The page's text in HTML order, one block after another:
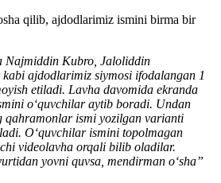
qilib, ajdodlarimiz ismini birma bir
Najmiddin Kubro, Jaloliddin
ajdodlarimiz siymosi ifodalangan 1
etiladi. Lavha davomida ekranda
oʻquvchilar aytib boradi. Undan
qahramonlar ismi yozilgan varianti
Oʻquvchilar ismini topolmagan
videolavha orqali bilib oladilar.
yovni quvsa, mendirman oʻsha”